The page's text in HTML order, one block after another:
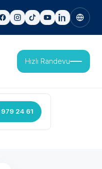
Hızlı Randevu
24 61